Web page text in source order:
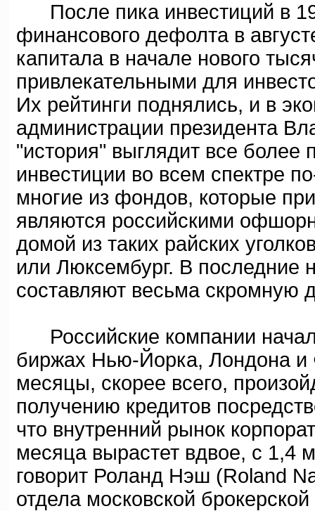
После пика инвестиций в
финансового дефолта в
капитала в начале нового
привлекательными для
Их рейтинги поднялись, и в
администрации президента
"история" выглядит все
инвестиции во всем спектре
многие из фондов, которые
являются российскими
домой из таких райских
или Люксембург. В последние
составляют весьма скромную
Российские компании
биржах Нью-Йорка, Лондона и
месяцы, скорее всего,
получению кредитов
что внутренний рынок
месяца вырастет вдвое, с
говорит Роланд Нэш (Roland
отдела московской